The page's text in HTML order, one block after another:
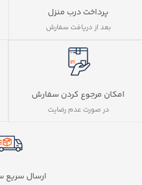
پرداخت درب منزل
بعد از دریافت سفارش
امکان مرجوع کردن سفارش
در صورت عدم رضایت
ارسال سریع